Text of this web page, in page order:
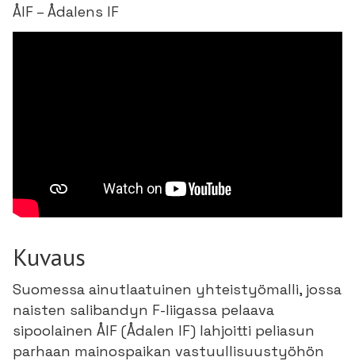
ÅIF – Ådalens IF
Kuvaus
Suomessa ainutlaatuinen yhteistyömalli, jossa
naisten salibandyn F-liigassa pelaava
sipoolainen ÅIF (Ådalen IF) lahjoitti peliasun
parhaan mainospaikan vastuullisuustyöhön